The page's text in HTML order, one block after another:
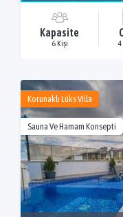
Kapasite
6 Kişi
Korunaklı Lüks Villa
Sauna Ve Hamam Konsepti